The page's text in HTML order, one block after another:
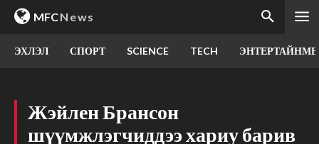
MFCNews
ЭХЛЭЛ СПОРТ SCIENCE TECH
Жэйлен Брансон
шүүмжлэгчиддээ хариу барив